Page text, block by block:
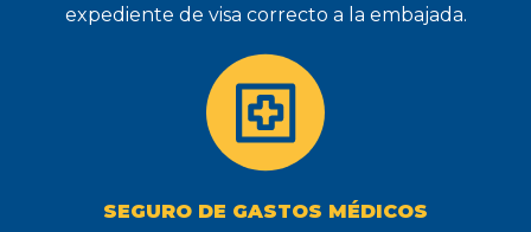
expediente de visa correcto a la embajada.
SEGURO DE GASTOS MÉDICOS